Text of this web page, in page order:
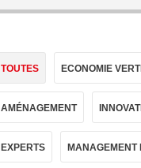
TOUTES ECONOMIE
AMÉNAGEMENT
EXPERTS MANAGEMENT